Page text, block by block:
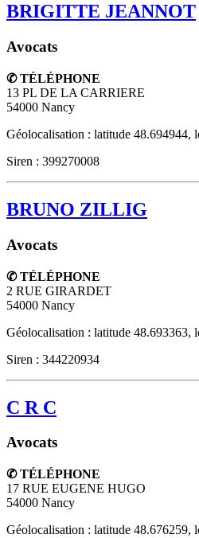
BRIGITTE JEANNOT
Avocats
✆ TÉLÉPHONE
13 PL DE LA CARRIERE
54000 Nancy
Géolocalisation : latitude 48.694944,
Siren : 399270008
BRUNO ZILLIG
Avocats
✆ TÉLÉPHONE
2 RUE GIRARDET
54000 Nancy
Géolocalisation : latitude 48.693363,
Siren : 344220934
C R C
Avocats
✆ TÉLÉPHONE
17 RUE EUGENE HUGO
54000 Nancy
Géolocalisation : latitude 48.676259,